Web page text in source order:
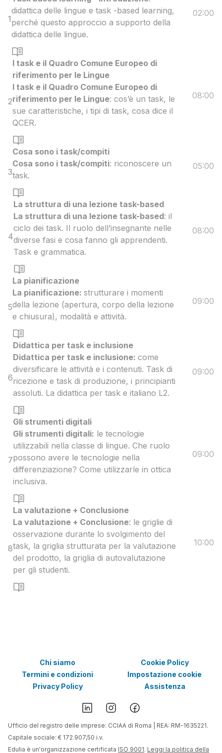
1
didattica delle lingue e task -based learning,
perché questo approccio a supporto della
didattica delle lingue.
02:00
2
I task e il Quadro Comune Europeo di
riferimento per le Lingue
I task e il Quadro Comune Europeo di
riferimento per le Lingue: cos’è un task, le
sue caratteristiche, i tipi di task, cosa dice il
QCER.
08:00
3
Cosa sono i task/compiti
Cosa sono i task/compiti: riconoscere un
task.
05:00
4
La struttura di una lezione task-based
La struttura di una lezione task-based: il
ciclo dei task. Il ruolo dell’insegnante nelle
diverse fasi e cosa fanno gli apprendenti.
Task e grammatica.
08:00
5
La pianificazione
La pianificazione: strutturare i momenti
della lezione (apertura, corpo della lezione
e chiusura), modalità e attività.
09:00
6
Didattica per task e inclusione
Didattica per task e inclusione: come
diversificare le attività e i contenuti. Task di
ricezione e task di produzione, i principianti
assoluti. La didattica per task e italiano L2.
09:00
7
Gli strumenti digitali
Gli strumenti digitali: le tecnologie
utilizzabili nella classe di lingue. Che ruolo
possono avere le tecnologie nella
differenziazione? Come utilizzarle in ottica
inclusiva.
09:00
8
La valutazione + Conclusione
La valutazione + Conclusione: le griglie di
osservazione durante lo svolgimento del
task, la griglia strutturata per la valutazione
del prodotto, la griglia di autovalutazione
per gli studenti.
10:00
Chi siamo
Termini e condizioni
Privacy Policy
Cookie Policy
Impostazione cookie
Assistenza
Ufficio del registro delle imprese: CCIAA di Roma | REA: RM-1635221.
Capitale sociale: € 172.907,50 i.v.
Edulia è un'organizzazione certificata ISO 9001. Leggi la politica della